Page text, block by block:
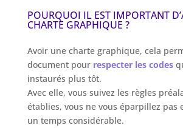
POURQUOI IL EST IMPORTANT
CHARTE GRAPHIQUE ?
Avoir une charte graphique, cela
document pour respecter les codes
instaurés plus tôt.
Avec elle, vous suivez les règles
établies, vous ne vous éparpillez pas
un temps considérable.